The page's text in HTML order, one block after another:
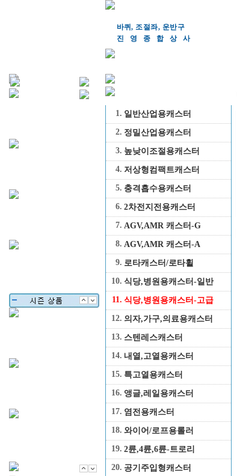
바퀴, 조절좌, 운반구
진영종합상 사
1. 일반산업용캐스터
2. 정밀산업용캐스터
3. 높낮이조절용캐스터
4. 저상형컴팩트캐스터
5. 충격흡수용캐스터
6. 2차전지전용캐스터
7. AGV,AMR 캐스터-G
8. AGV,AMR 캐스터-A
9. 로타캐스터/로타휠
10. 식당,병원용캐스터-일반
11. 식당,병원용캐스터-고급
12. 의자,가구,의료용캐스터
13. 스텐레스캐스터
14. 내열,고열용캐스터
15. 특고열용캐스터
16. 앵글,레일용캐스터
17. 염전용캐스터
18. 와이어/로프용롤러
19. 2륜,4륜,6륜-트로리
20. 공기주입형캐스터